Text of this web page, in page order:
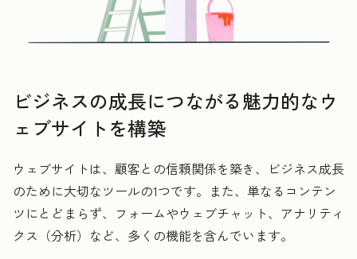
ビジネスの成長につながる魅力的なウ
ェブサイトを構築
ウェブサイトは、顧客との信頼関係を築き、ビジネス成長
のために大切なツールの1つです。また、単なるコンテン
ツにとどまらず、フォームやウェブチャット、アナリティ
クス（分析）など、多くの機能を含んでいます。